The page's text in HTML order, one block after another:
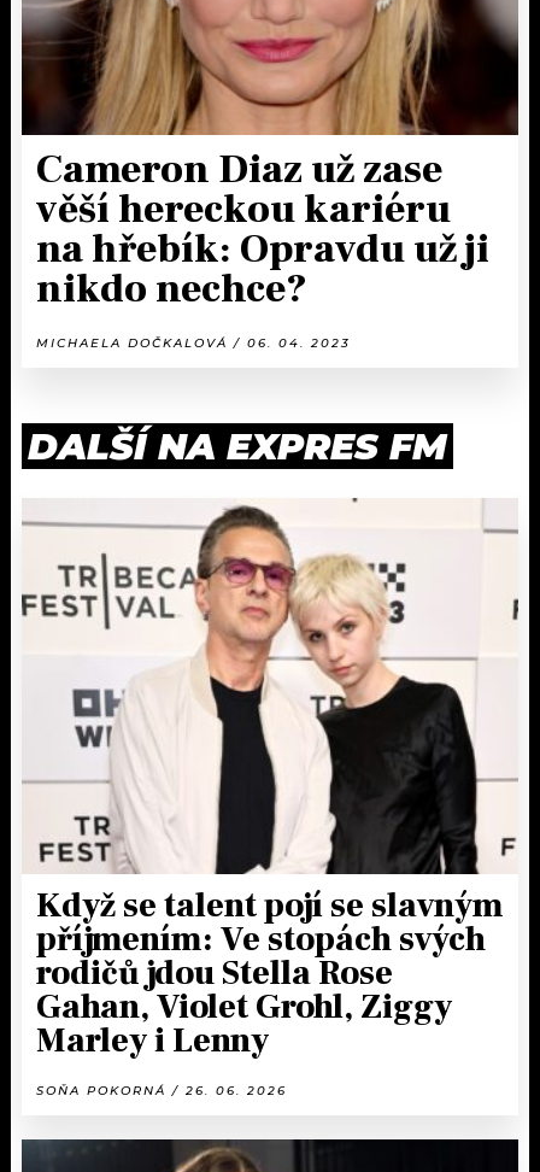
Cameron Diaz už zase
věší hereckou kariéru
na hřebík: Opravdu už ji
nikdo nechce?
MICHAELA DOČKALOVÁ / 06. 04. 2023
DALŠÍ NA EXPRES FM
Když se talent pojí se slavným
příjmením: Ve stopách svých
rodičů jdou Stella Rose
Gahan, Violet Grohl, Ziggy
Marley i Lenny
SOŇA POKORNÁ / 26. 06. 2026